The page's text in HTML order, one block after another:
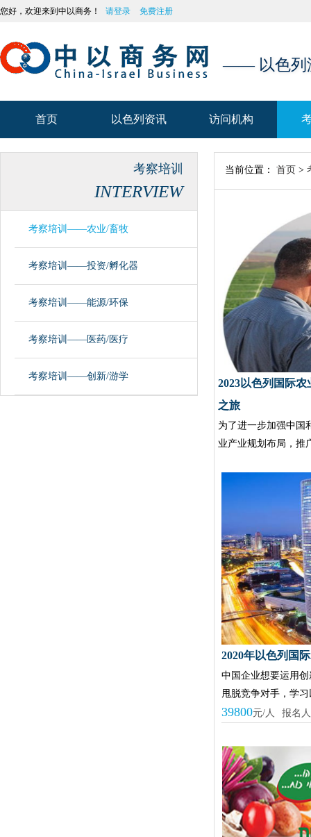
您好，欢迎来到中以商务！ 请登录 免费注册
—— 以色列
首页 以色列资讯 访问机构
访问机构
考察培训
INTERVIEW
考察培训——农业/畜牧
考察培训——投资/孵化器
考察培训——能源/环保
考察培训——医药/医疗
考察培训——创新/游学
当前位置： 首页 >
2023以色列国际
之旅
为了进一步加强中国
业产业规划布局，
2020年以色列国
中国企业想要运用
甩脱竞争对手，学
39800元/人 报名